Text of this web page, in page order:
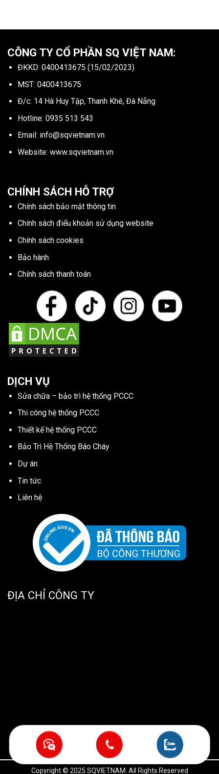
CÔNG TY CỔ PHẦN SQ VIỆT NAM:
ĐKKD: 0400413675 (15/02/2023)
MST: 0400413675
Đ/c: 14 Hà Huy Tập, Thanh Khê, Đà Nẵng
Hotline: 0935 513 543
Email: info@sqvietnam.vn
Website: www.sqvietnam.vn
CHÍNH SÁCH HỖ TRỢ
Chính sách bảo mật thông tin
Chính sách điểu khoản sử dụng website
Chính sách cookies
Bảo hành
Chính sách thanh toán
DỊCH VỤ
Sửa chữa – bảo trì hệ thống PCCC
Thi công hệ thống PCCC
Thiết kế hệ thống PCCC
Bảo Trì Hệ Thống Báo Cháy
Dự án
Tin tức
Liên hệ
ĐỊA CHỈ CÔNG TY
Copyright © 2025 SQVIETNAM. All Rights Reserved